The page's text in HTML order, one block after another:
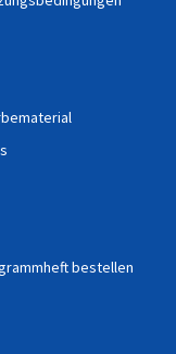
bestellen